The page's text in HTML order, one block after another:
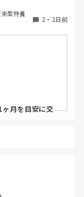
型特養
2 ・ 2日前
月を目安に交
るなど、個別
ば幸いです。